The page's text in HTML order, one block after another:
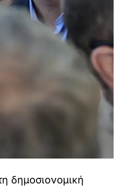
δημοσιονομική